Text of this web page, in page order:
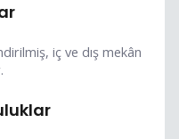
iç ve dış mekân